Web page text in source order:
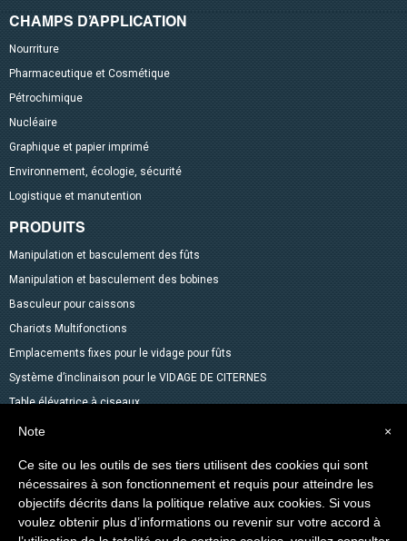
CHAMPS D’APPLICATION
Nourriture
Pharmaceutique et Cosmétique
Pétrochimique
Nucléaire
Graphique et papier imprimé
Environnement, écologie, sécurité
Logistique et manutention
PRODUITS
Manipulation et basculement des fûts
Manipulation et basculement des bobines
Basculeur pour caissons
Chariots Multifonctions
Emplacements fixes pour le vidage pour fûts
Système d’inclinaison pour le VIDAGE DE CITERNES
Table élévatrice à ciseaux
Mélangeurs
Autres produits dans le catalogue
Levage des Matériaux
×
Note
Ce site ou les outils de ses tiers utilisent des cookies qui sont
nécessaires à son fonctionnement et requis pour atteindre les
objectifs décrits dans la politique relative aux cookies. Si vous
voulez obtenir plus d’informations ou revenir sur votre accord à